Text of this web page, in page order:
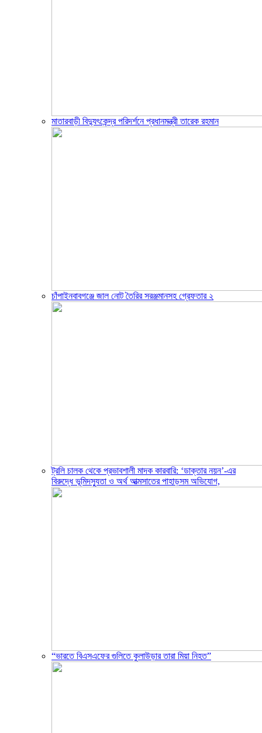
মাতারবাড়ী বিদ্যুৎকেন্দ্র পরিদর্শনে প্রধানমন্ত্রী তারেক রহমান
চাঁপাইনবাবগঞ্জে জাল নোট তৈরির সরঞ্জমানসহ গ্রেফতার ২
ট্রলি চালক থেকে প্রভাবশালী মাদক কারবারি: ‘ডাক্তার নয়ন’-এর
বিরুদ্ধে ভূমিদস্যুতা ও অর্থ আত্মসাতের পাহাড়সম অভিযোগ,
“ভারতে বিএসএফের গুলিতে কুলাউড়ার তারা মিয়া নিহত”